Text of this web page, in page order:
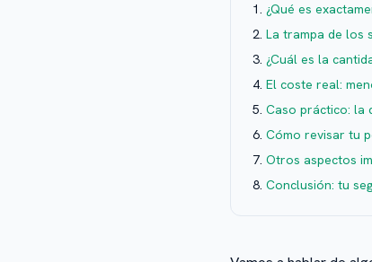
¿Qué es
La trampa de los
¿Cuál es la
El coste real:
Caso práctico: la
Cómo revisar tu
Otros aspectos
Conclusión: tu